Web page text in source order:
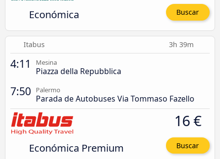
Económica Buscar
Itabus 3h 39m
4:11 Mesina
Piazza della Repubblica
7:50 Palermo
Parada de Autobuses Via Tommaso Fazello
Económica Premium
16 €
Buscar